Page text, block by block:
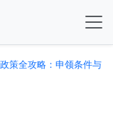
策全攻略：申领条件与